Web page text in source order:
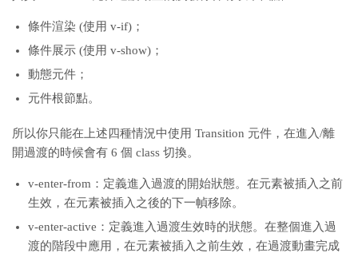
}
}
條件渲染 (使用 v-if)；
條件展示 (使用 v-show)；
動態元件；
元件根節點。
所以你只能在上述四種情況中使用 Transition 元件，在進入/離
開過渡的時候會有 6 個 class 切換。
v-enter-from：定義進入過渡的開始狀態。在元素被插入之前
生效，在元素被插入之後的下一幀移除。
v-enter-active：定義進入過渡生效時的狀態。在整個進入過
渡的階段中應用，在元素被插入之前生效，在過渡動畫完成